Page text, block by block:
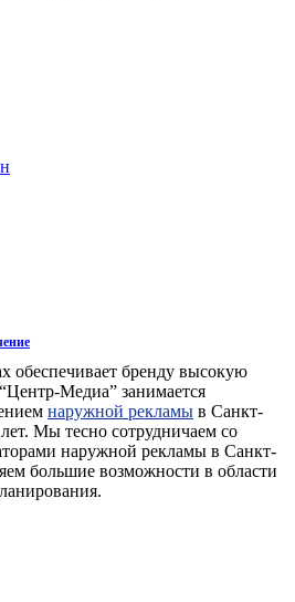
обеспечивает бренду высокую
Медиа” занимается
наружной рекламы в Санкт-
Мы тесно сотрудничаем со
наружной рекламы в Санкт-
большие возможности в области